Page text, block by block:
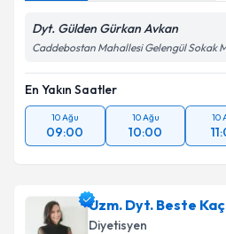
Dyt. Gülden Gürkan Avkan
Caddebostan Mahallesi Gelengül Sokak
En Yakın Saatler
10 Ağu
09:00
10 Ağu
10:00
10
Uzm. Dyt. Beste
Diyetisyen